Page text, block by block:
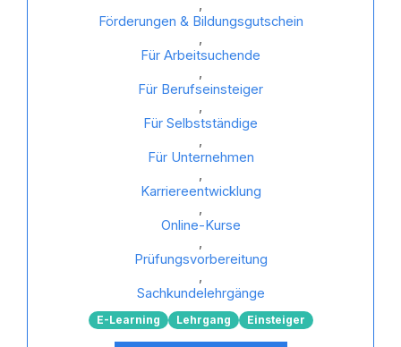
Förderungen & Bildungsgutschein
Für Arbeitsuchende
Für Berufseinsteiger
Für Selbstständige
Für Unternehmen
Karriereentwicklung
Online-Kurse
Prüfungsvorbereitung
Sachkundelehrgänge
E-Learning Lehrgang Einsteiger